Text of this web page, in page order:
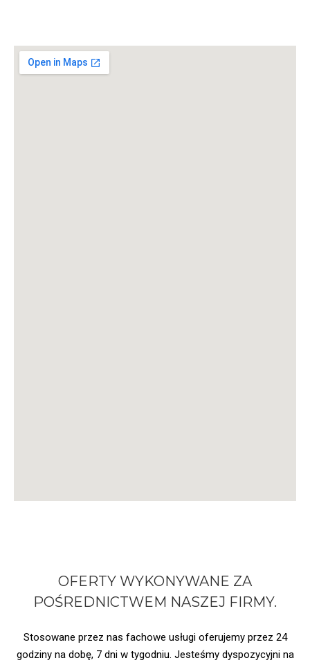
OFERTY WYKONYWANE ZA
POŚREDNICTWEM NASZEJ FIRMY.
Stosowane przez nas fachowe usługi oferujemy przez 24
godziny na dobę, 7 dni w tygodniu. Jesteśmy dyspozycyjni na